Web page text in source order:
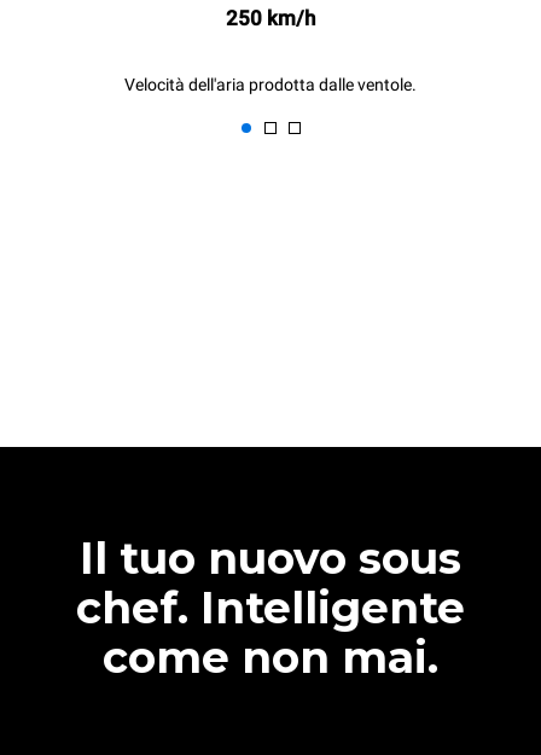
250 km/h
Velocità dell'aria prodotta dalle ventole.
Il tuo nuovo sous
chef. Intelligente
come non mai.